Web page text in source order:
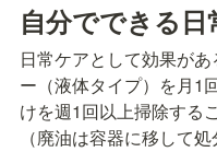
自分でできる
日常ケアとして効果が
ー（液体タイプ）を月1
けを週1回以上掃除する
（廃油は容器に移して処